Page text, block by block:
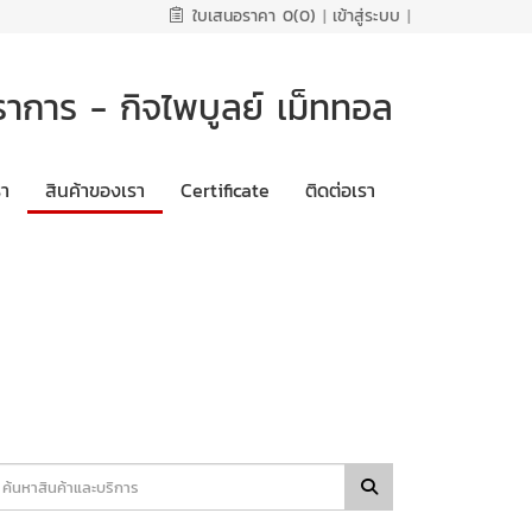
ใบเสนอราคา 0(0) | เข้าสู่ระบบ |
การ - กิจไพบูลย์ เม็ททอล
สินค้าของเรา Certificate ติดต่อเรา